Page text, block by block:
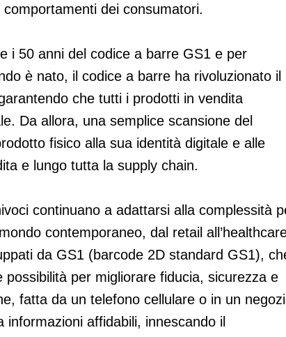
dei consumatori.
i 50 anni del codice a barre GS1 e per
è nato, il codice a barre ha rivoluzionato il
che tutti i prodotti in vendita
Da allora, una semplice scansione del
fisico alla sua identità digitale e alle
e lungo tutta la supply chain.
continuano a adattarsi alla complessità
contemporaneo, dal retail
da GS1 (barcode 2D standard GS1),
per migliorare fiducia, sicurezza e
fatta da un telefono cellulare o in un
affidabili, innescando il